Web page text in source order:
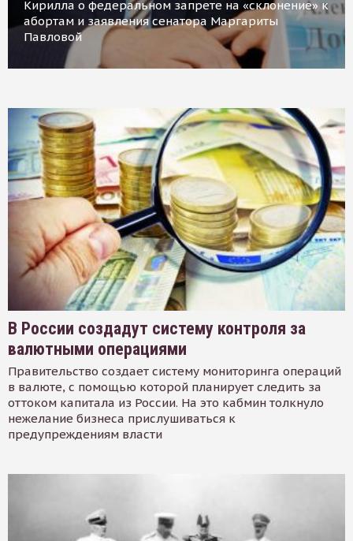
Кирилла о федеральном запрете на «склонение» к
абортам и заявления сенатора Маргариты
Павловой
В России создадут систему контроля за
валютными операциями
Правительство создает систему мониторинга операций
в валюте, с помощью которой планирует следить за
оттоком капитала из России. На это кабмин толкнуло
нежелание бизнеса прислушиваться к
предупреждениям власти